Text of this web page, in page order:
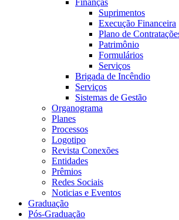
Finanças
Suprimentos
Execução Financeira
Plano de
Patrimônio
Formulários
Serviços
Brigada de Incêndio
Serviços
Sistemas de Gestão
Organograma
Planes
Processos
Logotipo
Revista Conexões
Entidades
Prêmios
Redes Sociais
Noticias e Eventos
Graduação
Pós-Graduação